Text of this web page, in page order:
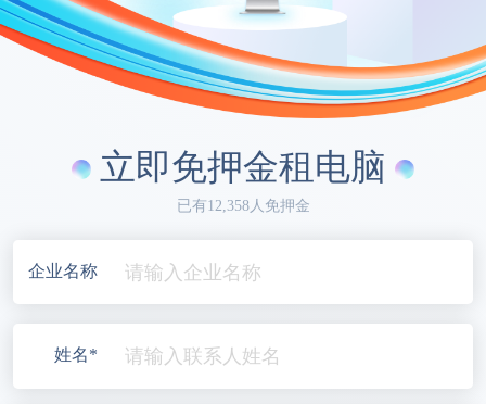
立即免押金租电脑
已有12,358人免押金
企业名称
姓名*